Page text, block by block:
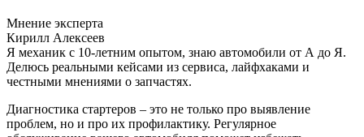
Мнение эксперта
Кирилл Алексеев
Я механик с 10-летним опытом, знаю автомобили от А до Я.
Делюсь реальными кейсами из сервиса, лайфхаками и
честными мнениями о запчастях.
Диагностика стартеров – это не только про выявление
проблем, но и про их профилактику. Регулярное